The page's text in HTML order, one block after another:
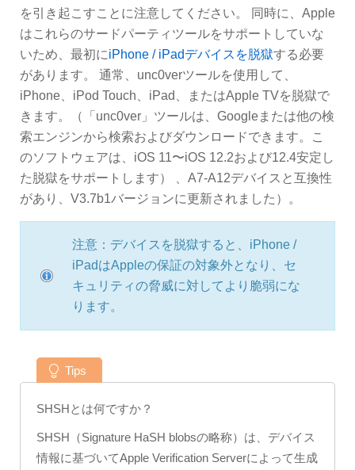
を引き起こすことに注意してください。 同時に、Apple
はこれらのサードパーティツールをサポートしていな
いため、最初にiPhone / iPadデバイスを脱獄する必要
があります。 通常、unc0verツールを使用して、
iPhone、iPod Touch、iPad、またはApple TVを脱獄で
きます。（「unc0ver」ツールは、Googleまたは他の検
索エンジンから検索およびダウンロードできます。こ
のソフトウェアは、iOS 11〜iOS 12.2および12.4安定し
た脱獄をサポートします） 、A7-A12デバイスと互換性
があり、V3.7b1バージョンに更新されました）。
注意：デバイスを脱獄すると、iPhone /
iPadはAppleの保証の対象外となり、セ
キュリティの脅威に対してより脆弱にな
ります。
Tips
SHSHとは何ですか？
SHSH（Signature HaSH blobsの略称）は、デバイス
情報に基づいてApple Verification Serverによって生成